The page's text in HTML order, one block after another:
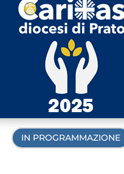
IN PROGRAMMAZIONE